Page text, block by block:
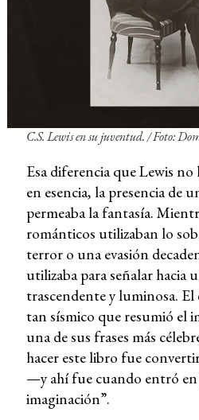
C.S. Lewis en su juventud. / Foto:
Esa diferencia que Lewis
en esencia, la presencia de
permeaba la fantasía.
románticos utilizaban lo
terror o una evasión
utilizaba para señalar hacia
trascendente y luminosa.
tan sísmico que resumió el
una de sus frases más
hacer este libro fue
—y ahí fue cuando entró
imaginación”.